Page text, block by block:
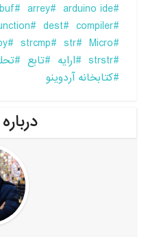
arduino ide
arrey
buf
compiler
dest
Micro
str
strcmp
strstr
ارایه تابع
کتابخانه آردوینو